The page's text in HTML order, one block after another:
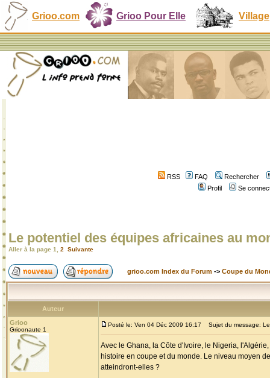
Grioo.com Grioo Pour Elle Village
RSS FAQ
Rechercher
Profil
Se
Le potentiel des équipes africaines au
Aller à la page 1 2 Suivante
grioo.com Index du Forum -> Coupe du
Auteur
Grioo
Grioonaute 1
Posté le: Ven 04 Déc 2009 16:17 Sujet du message:
Avec le Ghana, la Côte d'Ivoire, le Nigeria,
histoire en coupe et du monde. Le niveau moyen
atteindront-elles ?